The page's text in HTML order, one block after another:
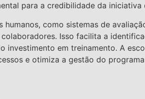
para a credibilidade da iniciativa
como sistemas de
Isso facilita a
investimento em treinamento. A
e otimiza a gestão do